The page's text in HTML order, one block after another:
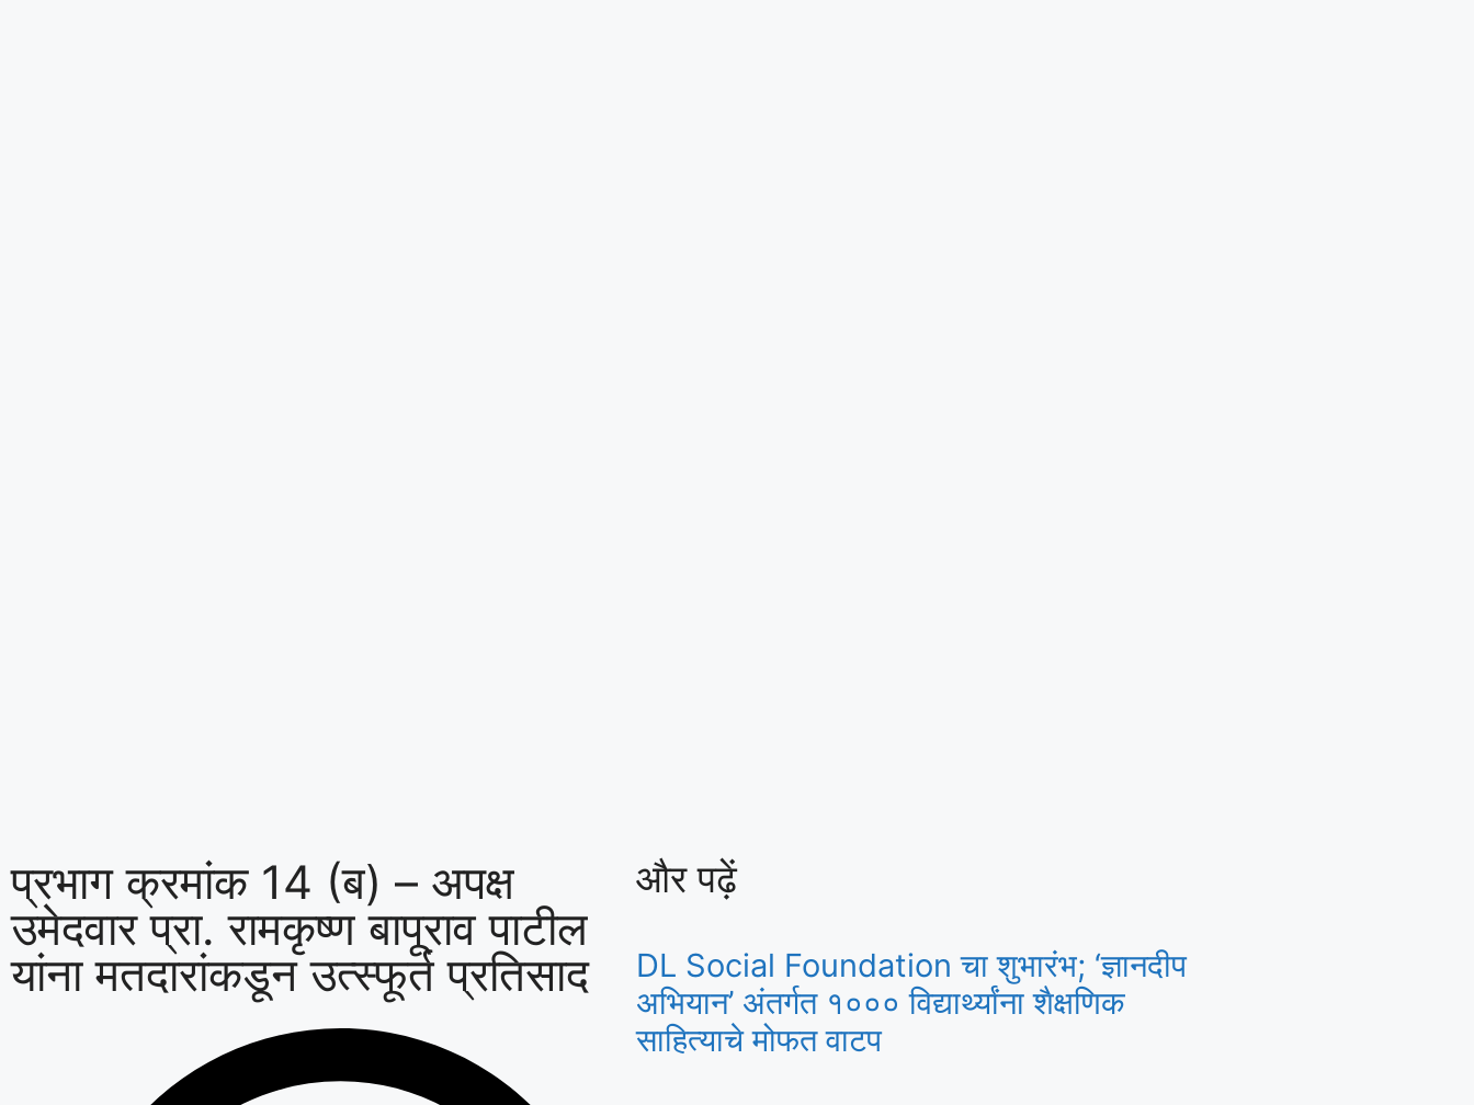
प्रभाग क्रमांक 14 (ब) – अपक्ष
उमेदवार प्रा. रामकृष्ण बापूराव पाटील
यांना मतदारांकडून उत्स्फूर्त प्रतिसाद
और पढ़ें
DL Social Foundation चा शुभारंभ; ‘ज्ञानदीप
अभियान’ अंतर्गत १००० विद्यार्थ्यांना शैक्षणिक
साहित्याचे मोफत वाटप